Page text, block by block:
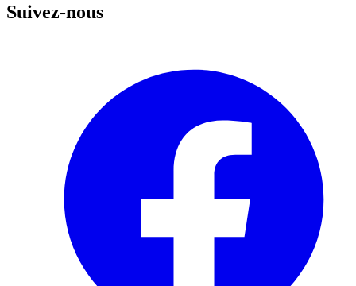
Suivez-nous